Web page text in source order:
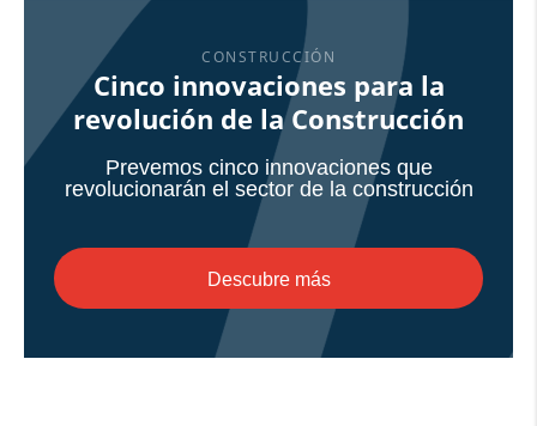
CONSTRUCCIÓN
Cinco innovaciones para la
revolución de la Construcción
Prevemos cinco innovaciones que
revolucionarán el sector de la construcción
Descubre más